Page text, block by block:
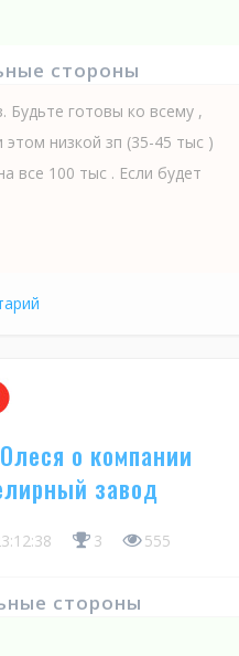
стороны
Будьте готовы ко всему ,
низкой зп (35-45 тыс )
все 100 тыс . Если будет
о компании
завод
3 555
стороны